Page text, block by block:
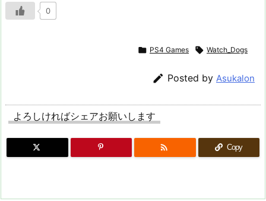
0
 PS4 Games  Watch_Dogs
 Posted by Asukalon
よろしければシェアお願いします
 Copy